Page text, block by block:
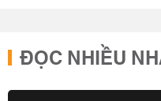
ĐỌC NHIỀU